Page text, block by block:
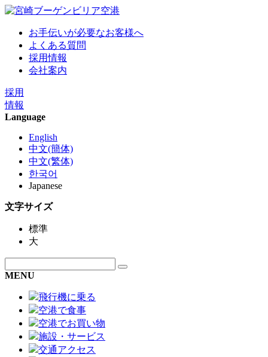
お手伝いが必要なお客様へ
よくある質問
採用情報
会社案内
採用
情報
Language
English
中文(簡体)
中文(繁体)
한국어
Japanese
文字サイズ
標準
大
MENU
飛行機に乗る
空港で食事
空港でお買い物
施設・サービス
交通アクセス